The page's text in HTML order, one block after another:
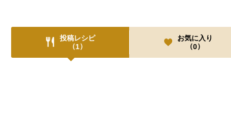
投稿レシピ
（1）
お気に入り
（0）